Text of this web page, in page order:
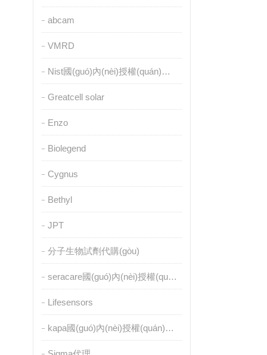
abcam
VMRD
Nist國(guó)內(nèi)授權(quán)代理
Greatcell solar
Enzo
Biolegend
Cygnus
Bethyl
JPT
分子生物試劑代購(gòu)
seracare國(guó)內(nèi)授權(quán)代理
Lifesensors
kapa國(guó)內(nèi)授權(quán)代理